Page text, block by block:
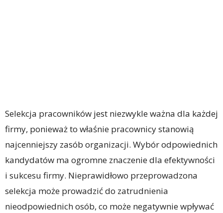
Selekcja pracowników jest niezwykle ważna dla każdej
firmy, ponieważ to właśnie pracownicy stanowią
najcenniejszy zasób organizacji. Wybór odpowiednich
kandydatów ma ogromne znaczenie dla efektywności
i sukcesu firmy. Nieprawidłowo przeprowadzona
selekcja może prowadzić do zatrudnienia
nieodpowiednich osób, co może negatywnie wpływać